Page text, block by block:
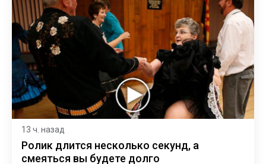
13 ч. назад
Ролик длится несколько секунд, а
смеяться вы будете долго